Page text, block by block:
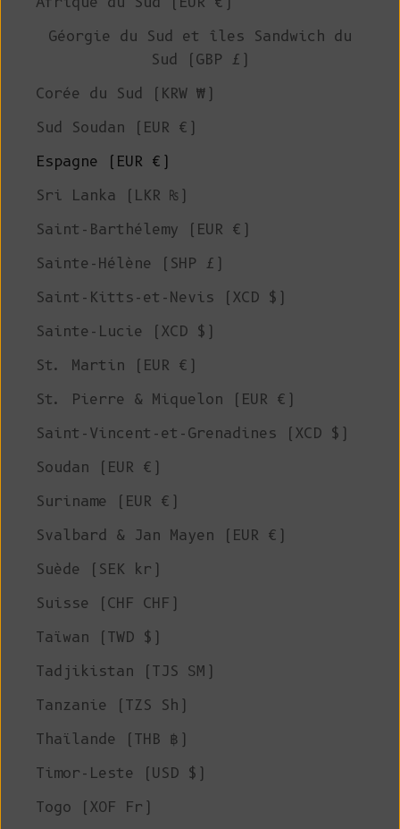
Géorgie du Sud et îles Sandwich du
Sud (GBP £)
Corée du Sud (KRW ₩)
Sud Soudan (EUR €)
Espagne (EUR €)
Sri Lanka (LKR ₨)
Saint-Barthélemy (EUR €)
Sainte-Hélène (SHP £)
Saint-Kitts-et-Nevis (XCD $)
Sainte-Lucie (XCD $)
St. Martin (EUR €)
St. Pierre & Miquelon (EUR €)
Saint-Vincent-et-Grenadines (XCD $)
Soudan (EUR €)
Suriname (EUR €)
Svalbard & Jan Mayen (EUR €)
Suède (SEK kr)
Suisse (CHF CHF)
Taïwan (TWD $)
Tadjikistan (TJS ЅМ)
Tanzanie (TZS Sh)
Thaïlande (THB ฿)
Timor-Leste (USD $)
Togo (XOF Fr)